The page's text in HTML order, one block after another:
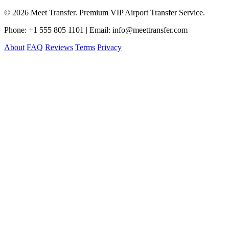
© 2026 Meet Transfer. Premium VIP Airport Transfer Service.
Phone: +1 555 805 1101 | Email: info@meettransfer.com
About FAQ Reviews Terms Privacy